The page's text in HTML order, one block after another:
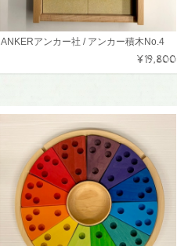
ANKERアンカー社 / アンカー積木No.4
¥19,800